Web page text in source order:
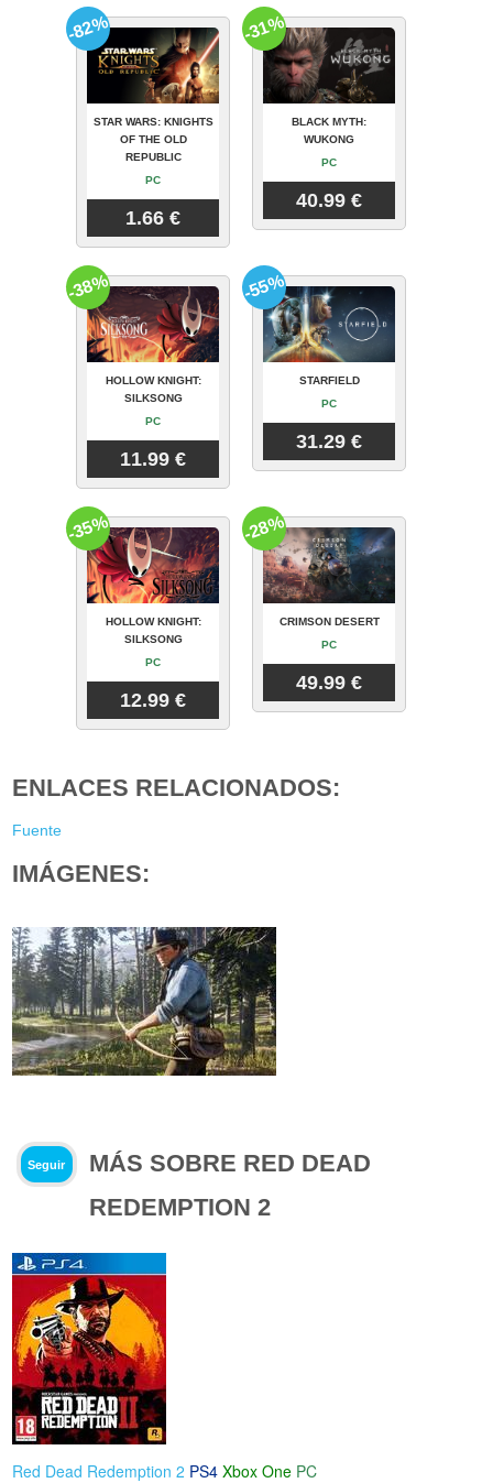
STAR WARS: KNIGHTS
OF THE OLD
REPUBLIC
PC
1.66 €
-82%
BLACK MYTH:
WUKONG
PC
40.99 €
-31%
HOLLOW KNIGHT:
SILKSONG
PC
11.99 €
-38%
STARFIELD
PC
31.29 €
-55%
HOLLOW KNIGHT:
SILKSONG
PC
12.99 €
-35%
CRIMSON DESERT
PC
49.99 €
-28%
ENLACES RELACIONADOS:
Fuente
IMÁGENES:
Seguir
MÁS SOBRE RED DEAD
REDEMPTION 2
Red Dead Redemption 2 PS4 Xbox One PC